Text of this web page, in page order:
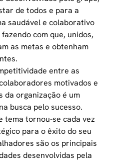
de todos e para a
saudável e colaborativo
com que, unidos,
as metas e obtenham
entre as
motivados e
da organização é um
busca pelo sucesso.
tema tornou-se cada vez
para o êxito do seu
são os principais
desenvolvidas pela